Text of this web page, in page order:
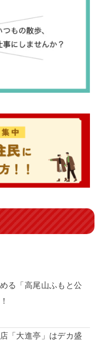
る「高尾山ふもと公
「大進亭」はデカ盛